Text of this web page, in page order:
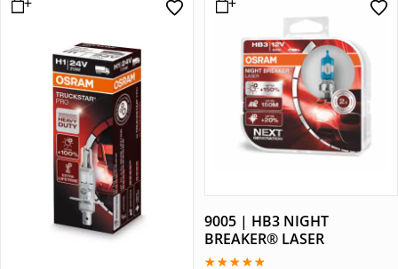
9005 | HB3 NIGHT
BREAKER® LASER